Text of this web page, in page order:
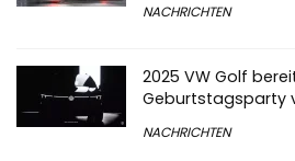
NACHRICHTEN
2025 VW Golf
Geburtstagsparty
NACHRICHTEN